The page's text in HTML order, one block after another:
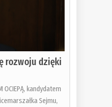
rozwoju dzięki
OCIEPĄ, kandydatem
Sejmu,